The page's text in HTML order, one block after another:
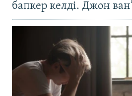
бапкер келді. Джон